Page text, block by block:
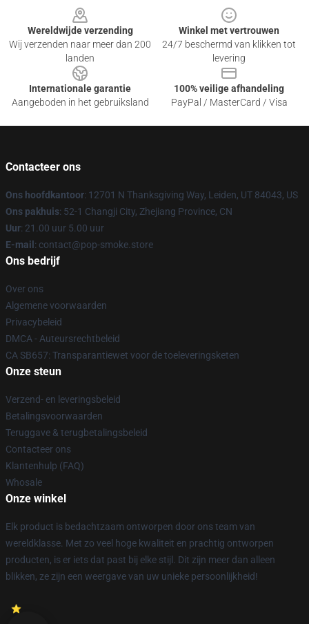
Wereldwijde verzending
Wij verzenden naar meer dan 200
landen
Winkel met vertrouwen
24/7 beschermd van klikken tot
levering
Internationale garantie
Aangeboden in het gebruiksland
100% veilige afhandeling
PayPal / MasterCard / Visa
Contacteer ons
Ons hoofdkantoor: 12701 N Thanksgiving Way, Leiden, UT 84043, US
Ons pakhuis: 52-1 Changji City, Zhejiang Province, CN
Uur: 21.00 uur 5.00 uur
E-mail : contact@pop-smoke.store
Ons bedrijf
Over ons
Algemene voorwaarden
Privacybeleid
DMCA - Auteursrechtbeleid
CA SB657: Transparantiewet voor de toeleveringsketen
Onze steun
Verzend- en leveringsbeleid
Betalingsvoorwaarden
Teruggave & terugbetalingsbeleid
Contacteer ons
Klantenhulp (FAQ)
Whosale
Onze winkel
Elk product is bedachtzaam ontworpen door ons team van
wereldklasse. Met zo veel hoge kwaliteit en prachtig ontworpen
producten, is er iets dat past bij elke stijl. Dit zijn meer dan alleen
blikken, ze zijn een weergave van uw unieke persoonlijkheid!